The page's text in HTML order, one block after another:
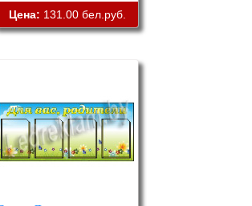
Цена: 131.00 бел.руб.